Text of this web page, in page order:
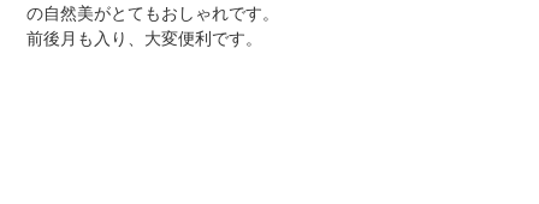
の自然美がとてもおしゃれです。
前後月も入り、大変便利です。